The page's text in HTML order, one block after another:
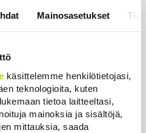
Mainosasetukset
käsittelemme henkilötietojasi,
teknologioita, kuten
tietoa laitteeltasi,
mainoksia ja sisältöjä,
mittauksia, saada
Kiinan